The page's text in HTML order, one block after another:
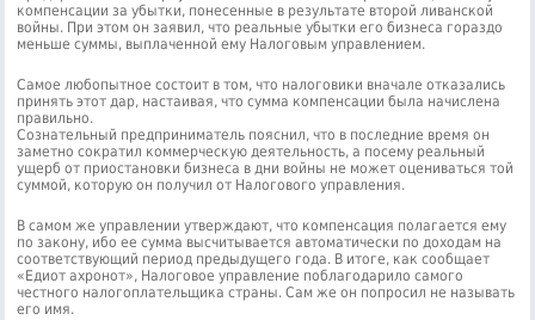
компенсации за убытки, понесенные в результате второй ливанской
войны. При этом он заявил, что реальные убытки его бизнеса гораздо
меньше суммы, выплаченной ему Налоговым управлением.
Самое любопытное состоит в том, что налоговики вначале отказались
принять этот дар, настаивая, что сумма компенсации была начислена
правильно.
Сознательный предприниматель пояснил, что в последние время он
заметно сократил коммерческую деятельность, а посему реальный
ущерб от приостановки бизнеса в дни войны не может оцениваться той
суммой, которую он получил от Налогового управления.
В самом же управлении утверждают, что компенсация полагается ему
по закону, ибо ее сумма высчитывается автоматически по доходам на
соответствующий период предыдущего года. В итоге, как сообщает
«Едиот ахронот», Налоговое управление поблагодарило самого
честного налогоплательщика страны. Сам же он попросил не называть
его имя.